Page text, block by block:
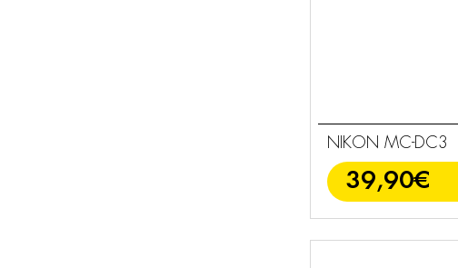
NIKON MC-DC3
39,90€